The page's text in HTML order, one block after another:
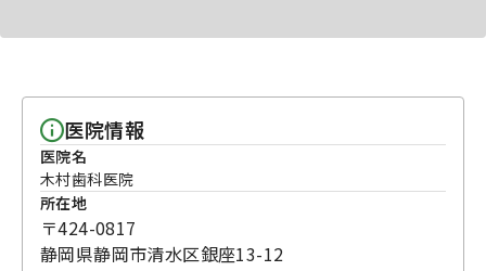
医院情報
医院名
木村歯科医院
所在地
〒424-0817
静岡県静岡市清水区銀座13-12